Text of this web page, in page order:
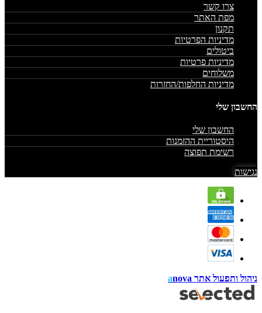
צרו קשר
מפת האתר
תקנון
מדיניות הפרטיות
ביטולים
מדיניות פרטיות
משלוחים
מדיניות החלפות/החזרות
החשבון שלי
החשבון שלי
היסטוריית ההזמנות
רשימת תפוצה
נגישות
ניהול ותפעול אתר anova